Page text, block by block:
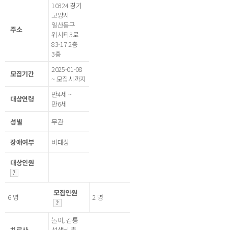
주소
10324 경기
고양시
일산동구
위시티3로
83-17 2층
3층
모집기간
2025-01-08
~ 모집시까지
대상연령
만4세 ~
만6세
성별
무관
장애여부 비대상
대상인원
6 명 모집인원 2 명
놀이, 감통